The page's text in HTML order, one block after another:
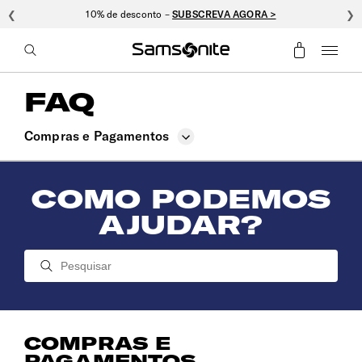
10% de desconto –SUBSCREVA AGORA >
❮ ❯
FAQ
Compras e Pagamentos
Cuidados
Garantia e Pós-Venda
Envios e Devoluções
Viajar com a Samsonite
Fechaduras e Peças
COMO PODEMOS
AJUDAR?
COMPRAS E